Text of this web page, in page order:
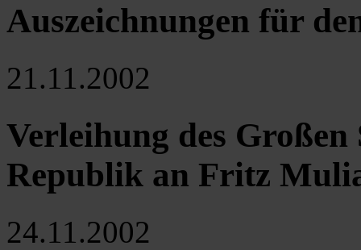
Auszeichnungen für
21.11.2002
Verleihung des
Republik an Fritz
24.11.2002